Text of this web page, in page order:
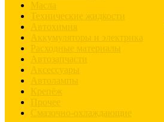
Масла
Технические жидкости
Автохимия
Аккумуляторы и электрика
Расходные материалы
Автозапчасти
Аксессуары
Автолампы
Крепёж
Прочее
Смазочно-охлаждающие